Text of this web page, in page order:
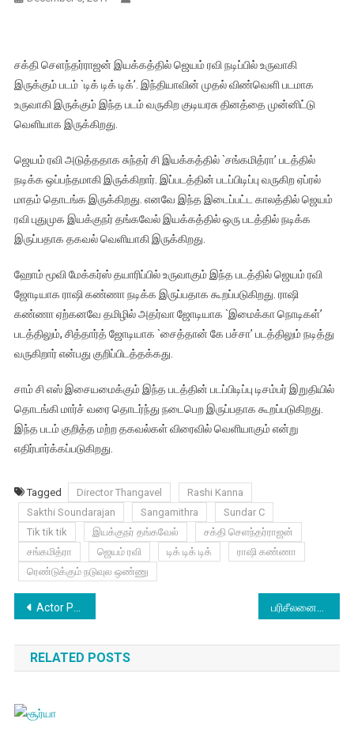
சக்தி செளந்தர்ராஜன் இயக்கத்தில் ஜெயம் ரவி நடிப்பில் உருவாகி
இருக்கும் படம் `டிக் டிக் டிக்’. இந்தியாவின் முதல் விண்வெளி படமாக
உருவாகி இருக்கும் இந்த படம் வருகிற குடியரசு தினத்தை முன்னிட்டு
வெளியாக இருக்கிறது.
ஜெயம் ரவி அடுத்ததாக சுந்தர் சி இயக்கத்தில் `சங்கமித்ரா’ படத்தில்
நடிக்க ஒப்பந்தமாகி இருக்கிறார். இப்படத்தின் படப்பிடிப்பு வருகிற ஏப்ரல்
மாதம் தொடங்க இருக்கிறது. எனவே இந்த இடைப்பட்ட காலத்தில் ஜெயம்
ரவி புதுமுக இயக்குநர் தங்கவேல் இயக்கத்தில் ஒரு படத்தில் நடிக்க
இருப்பதாக தகவல் வெளியாகி இருக்கிறது.
ஹோம் மூவி மேக்கர்ஸ் தயாரிப்பில் உருவாகும் இந்த படத்தில் ஜெயம் ரவி
ஜோடியாக ராஷி கண்ணா நடிக்க இருப்பதாக கூறப்படுகிறது. ராஷி
கண்ணா ஏற்கனவே தமிழில் அதர்வா ஜோடியாக `இமைக்கா நொடிகள்’
படத்திலும், சித்தார்த் ஜோடியாக `சைத்தான் கே பச்சா’ படத்திலும் நடித்து
வருகிறார் என்பது குறிப்பிடத்தக்கது.
சாம் சி எஸ் இசையமைக்கும் இந்த படத்தின் படப்பிடிப்பு டிசம்பர் இறுதியில்
தொடங்கி மார்ச் வரை தொடர்ந்து நடைபெற இருப்பதாக கூறப்படுகிறது.
இந்த படம் குறித்த மற்ற தகவல்கள் விரைவில் வெளியாகும் என்று
எதிர்பார்க்கப்படுகிறது.
Tagged Director Thangavel
Rashi Kanna
Sakthi Soundarajan
Sangamithra
Sundar C
Tik tik tik
இயக்குநர் தங்கவேல்
சக்தி செளந்தர்ராஜன்
சங்கமித்ரா
ஜெயம் ரவி டிக் டிக் டிக்
ராஷி கண்ணா
ரெண்டுக்கும் நடுவுல ஒண்ணு
Post
navigation
Actor Prasana Stills பரிசீலனைக்கு வந்த வேட்புமனுக்களில் மூன்று ஏற்பு
RELATED POSTS